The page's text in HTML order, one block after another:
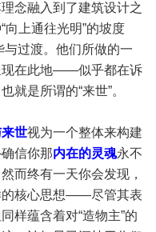
念融入到了建筑设计之
向上通往光明”的坡度
与过渡。他们所做的一
在此地——似乎都在诉
就是所谓的“来世”。
世视为一个整体来构建
信你那内在的灵魂永不
而终有一天你会发现，
的核心思想——尽管其表
样蕴含着对“造物主”的